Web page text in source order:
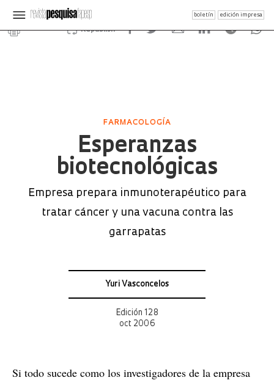
boletín edición impresa
Republish
FARMACOLOGÍA
Esperanzas
biotecnológicas
Empresa prepara inmunoterapéutico para
tratar cáncer y una vacuna contra las
garrapatas
Yuri Vasconcelos
Edición 128
oct 2006
Si todo sucede como los investigadores de la empresa